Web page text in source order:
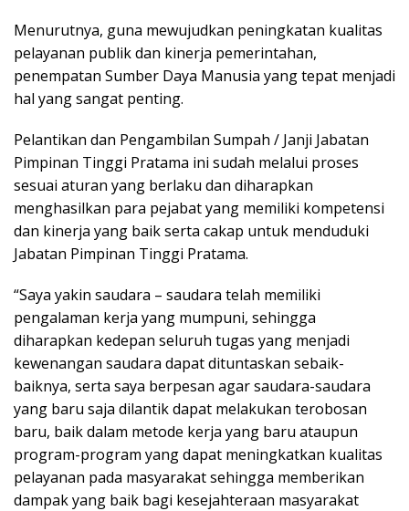
Menurutnya, guna mewujudkan peningkatan kualitas
pelayanan publik dan kinerja pemerintahan,
penempatan Sumber Daya Manusia yang tepat menjadi
hal yang sangat penting.
Pelantikan dan Pengambilan Sumpah / Janji Jabatan
Pimpinan Tinggi Pratama ini sudah melalui proses
sesuai aturan yang berlaku dan diharapkan
menghasilkan para pejabat yang memiliki kompetensi
dan kinerja yang baik serta cakap untuk menduduki
Jabatan Pimpinan Tinggi Pratama.
“Saya yakin saudara – saudara telah memiliki
pengalaman kerja yang mumpuni, sehingga
diharapkan kedepan seluruh tugas yang menjadi
kewenangan saudara dapat dituntaskan sebaik-
baiknya, serta saya berpesan agar saudara-saudara
yang baru saja dilantik dapat melakukan terobosan
baru, baik dalam metode kerja yang baru ataupun
program-program yang dapat meningkatkan kualitas
pelayanan pada masyarakat sehingga memberikan
dampak yang baik bagi kesejahteraan masyarakat